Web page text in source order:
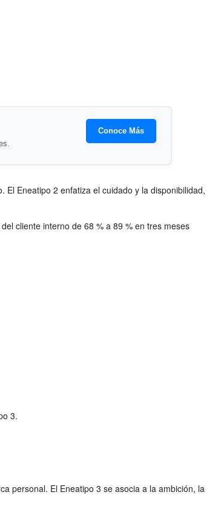
Conoce Más
Eneatipo 2 enfatiza el cuidado y la disponibilidad,
cliente interno de 68 % a 89 % en tres meses
3.
personal. El Eneatipo 3 se asocia a la ambición, la